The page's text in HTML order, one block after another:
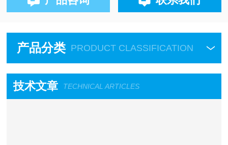
产品分类 PRODUCT CLASSIFICATION
技术文章 TECHNICAL ARTICLES